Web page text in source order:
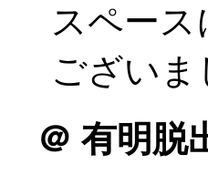
スペー
ございま
＠ 有明脱